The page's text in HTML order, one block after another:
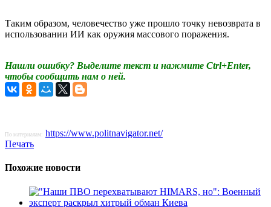
Таким образом, человечество уже прошло точку невозврата в
использовании ИИ как оружия массового поражения.
Нашли ошибку? Выделите текст и нажмите Ctrl+Enter,
чтобы сообщить нам о ней.
По материалам: https://www.politnavigator.net/
Печать
Похожие новости